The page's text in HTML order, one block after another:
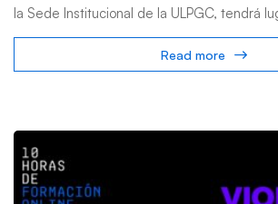
la Sede Institucional de la ULPGC, tendrá
Read more